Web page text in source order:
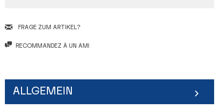
FRAGE ZUM ARTIKEL?
RECOMMANDEZ À UN AMI
ALLGEMEIN